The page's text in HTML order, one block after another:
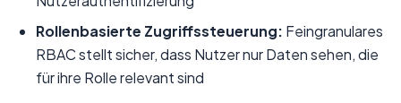
Rollenbasierte Zugriffssteuerung: Feingranulares
RBAC stellt sicher, dass Nutzer nur Daten sehen, die
für ihre Rolle relevant sind